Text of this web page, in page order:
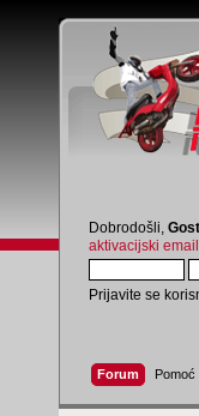
Dobrodošli, Gost
aktivacijski email
Prijavite se
Forum Pomoć